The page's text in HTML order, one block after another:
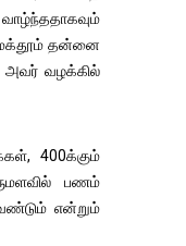
தன்னை
அவர் வழக்கில்
400க்கும்
பணம்
என்றும்